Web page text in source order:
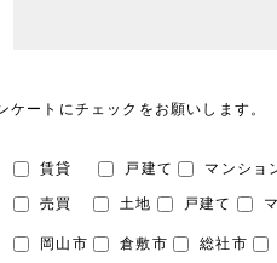
ートにチェックをお願いします。
賃貸 戸建て マンショ
売買 土地 戸建て
岡山市 倉敷市 総社市